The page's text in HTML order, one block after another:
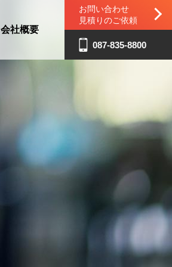
会社概要
お問い合わせ
見積りのご依頼
087-835-8800